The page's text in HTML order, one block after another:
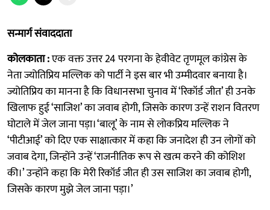
सन्मार्ग संवाददाता
कोलकाता :एक वक्त उत्तर 24 परगना के हेवीवेट तृणमूल कांग्रेस के
नेता ज्योतिप्रिय मल्लिक को पार्टी ने इस बार भी उम्मीदवार बनाया है।
ज्योतिप्रिय का मानना है कि विधानसभा चुनाव में ‘रिकॉर्ड जीत’ ही उनके
खिलाफ हुई ‘साजिश’ का जवाब होगी, जिसके कारण उन्हें राशन वितरण
घोटाले में जेल जाना पड़ा। ‘बालू’ के नाम से लोकप्रिय मल्लिक ने
‘पीटीआई’ को दिए एक साक्षात्कार में कहा कि जनादेश ही उन लोगों को
जवाब देगा, जिन्होंने उन्हें ‘राजनीतिक रूप से खत्म करने की कोशिश
की।’ उन्होंने कहा कि मेरी रिकॉर्ड जीत ही उस साजिश का जवाब होगी,
जिसके कारण मुझे जेल जाना पड़ा।’